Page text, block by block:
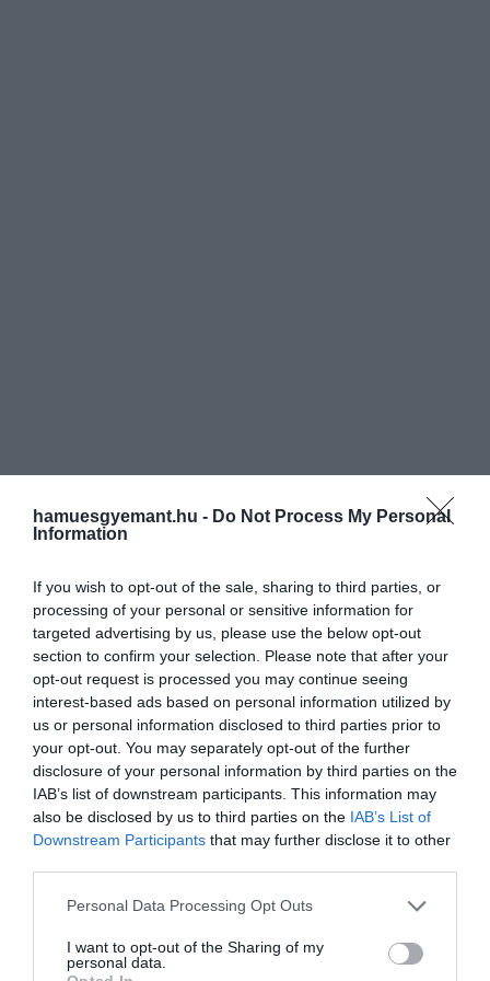
hamuesgyemant.hu - Do Not Process My Personal
Information
If you wish to opt-out of the sale, sharing to third parties, or
processing of your personal or sensitive information for
targeted advertising by us, please use the below opt-out
section to confirm your selection. Please note that after your
opt-out request is processed you may continue seeing
interest-based ads based on personal information utilized by
us or personal information disclosed to third parties prior to
your opt-out. You may separately opt-out of the further
disclosure of your personal information by third parties on the
IAB’s list of downstream participants. This information may
also be disclosed by us to third parties on the IAB’s List of
Downstream Participants that may further disclose it to other
Please note that this website/app uses one or more Google
not limited to your visit or usage behaviour. You may click to
grant or deny consent to Google and its third-party tags to
Personal Data Processing Opt Outs
I want to opt-out of the Sharing of my
personal data.
A szamurájokat többnyire férfiként
ábrázolják, pedig a japán harcosréteghez
Japánban? A válasz